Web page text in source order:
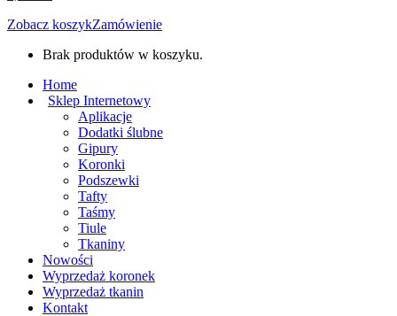
Zobacz koszykZamówienie
Brak produktów w koszyku.
Home
Sklep Internetowy
Aplikacje
Dodatki ślubne
Gipury
Koronki
Podszewki
Tafty
Taśmy
Tiule
Tkaniny
Nowości
Wyprzedaż koronek
Wyprzedaż tkanin
Kontakt